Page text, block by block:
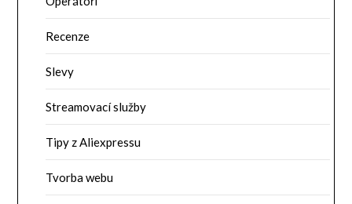
Recenze
Slevy
Streamovací služby
Tipy z Aliexpressu
Tvorba webu